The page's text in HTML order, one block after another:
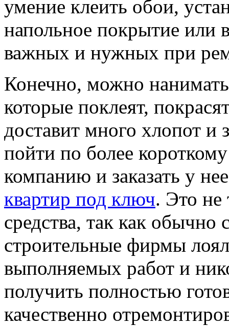
умение клеить обои,
напольное покрытие или
важных и нужных при
Конечно, можно
которые поклеят,
доставит много хлопот
пойти по более
компанию и заказать у
квартир под ключ. Это не
средства, так как
строительные фирмы
выполняемых работ и
получить полностью
качественно